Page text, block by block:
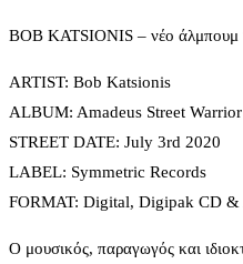
BOB KATSIONIS – νέο
ARTIST: Bob Katsionis
ALBUM: Amadeus Street Warrior
STREET DATE: July 3rd 2020
LABEL: Symmetric Records
FORMAT: Digital, Digipak CD &
Ο μουσικός, παραγωγός και